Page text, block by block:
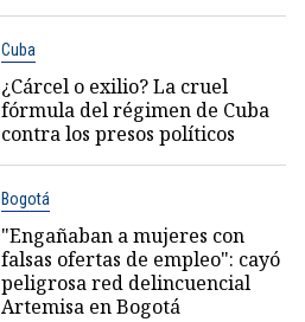
Cuba
¿Cárcel o exilio? La cruel
fórmula del régimen de Cuba
contra los presos políticos
Bogotá
"Engañaban a mujeres con
falsas ofertas de empleo": cayó
peligrosa red delincuencial
Artemisa en Bogotá